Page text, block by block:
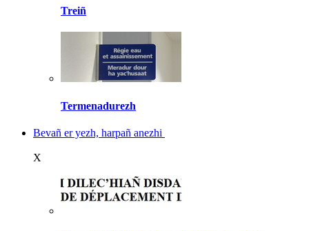
Treiñ
Termenadurezh
Bevañ er yezh, harpañ anezhi
X